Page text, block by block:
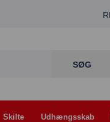
Skilte Udhængsskab